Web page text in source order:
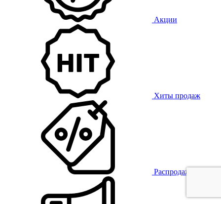
Акции
Хиты продаж
Распродажа